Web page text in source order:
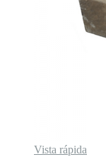
Vista rápida